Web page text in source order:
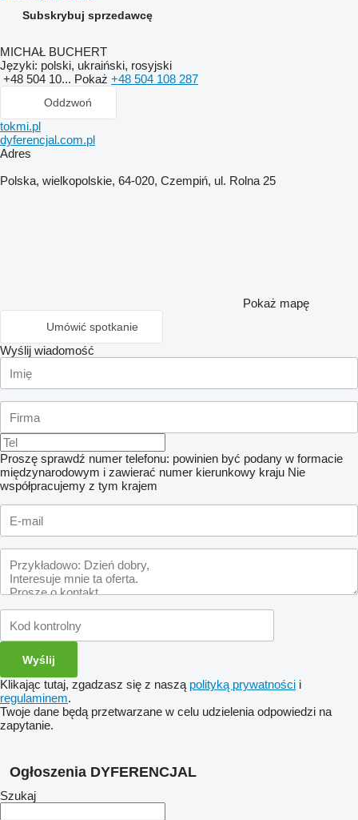
Subskrybuj sprzedawcę
MICHAŁ BUCHERT
Języki: polski, ukraiński, rosyjski
+48 504 10... Pokaż +48 504 108 287
Oddzwoń
tokmi.pl
dyferencjal.com.pl
Adres
Polska, wielkopolskie, 64-020, Czempiń, ul. Rolna 25
Pokaż mapę
Umówić spotkanie
Wyślij wiadomość
Proszę sprawdź numer telefonu: powinien być podany w formacie
międzynarodowym i zawierać numer kierunkowy kraju Nie
współpracujemy z tym krajem
Klikając tutaj, zgadzasz się z naszą polityką prywatności i
regulaminem.
Twoje dane będą przetwarzane w celu udzielenia odpowiedzi na
zapytanie.
Ogłoszenia DYFERENCJAL
Szukaj